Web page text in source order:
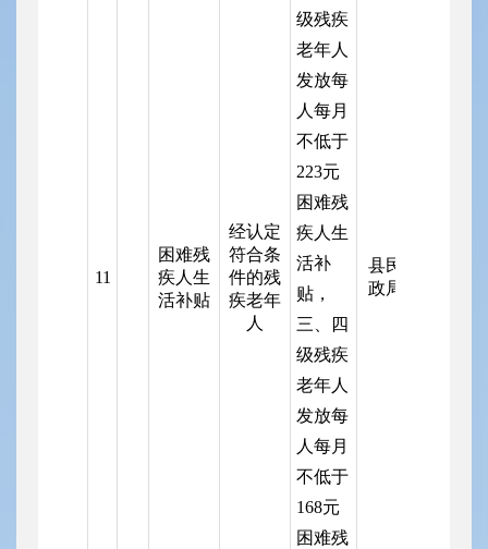
11
困难残
疾人生
活补贴
经认定
符合条
件的残
疾老年
人
级残疾
老年人
发放每
人每月
不低于
223元
困难残
疾人生
活补
贴，
三、四
级残疾
老年人
发放每
人每月
不低于
168元
困难残
县民
政局